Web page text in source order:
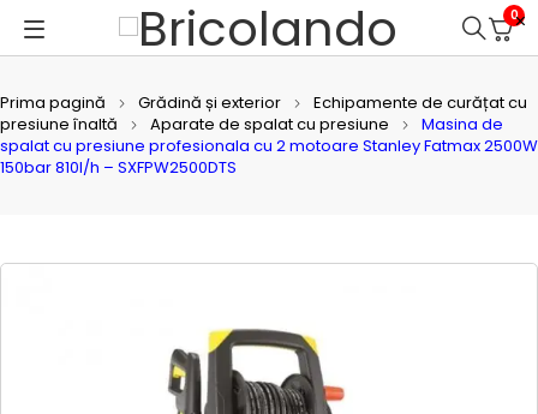
0
Prima pagină Grădină și exterior
Echipamente de curățat cu
presiune înaltă
Aparate de spalat cu presiune
Masina de
spalat cu presiune profesionala cu 2 motoare Stanley Fatmax 2500W
150bar 810l/h – SXFPW2500DTS